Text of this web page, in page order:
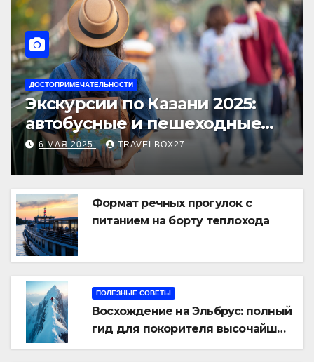
по Казани 2025:
и пешеходные
туроператора
TRAVELBOX27_
НОВОСТИ ДЛЯ
Туры в
лучшие
6 МАЯ 2025
Формат речных прогулок с
питанием на борту теплохода
ПОЛЕЗНЫЕ СОВЕТЫ
Восхождение на Эльбрус: полный
гид для покорителя высочайшей
вершины Европы